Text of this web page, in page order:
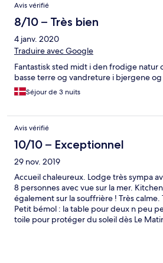
Avis vérifié
8/10 – Très bien
4 janv. 2020
Traduire avec Google
Fantastisk sted midt i den frodige
basse terre og vandreture i bjergene
Séjour de 3 nuits
Avis vérifié
10/10 – Exceptionnel
29 nov. 2019
Accueil chaleureux. Lodge très sympa
8 personnes avec vue sur la mer.
également sur la souffrière ! Très
Petit bémol : la table pour deux n peu
toile pour protéger du soleil dès Le